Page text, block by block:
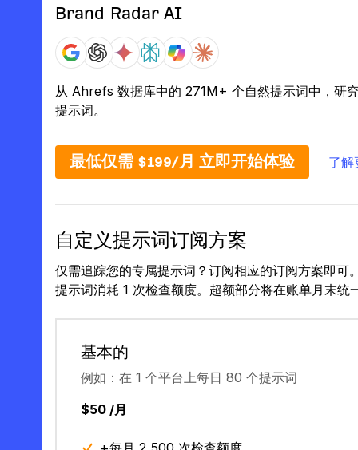
Brand Radar AI
从 Ahrefs 数据库中的 271M+ 个自然提示词中，研
提示词。
最低仅需 $199/月 立即开始体验 了
自定义提示词订阅方案
仅需追踪您的专属提示词？订阅相应的订阅方案即可
提示词消耗 1 次检查额度。超额部分将在账单月末统
基本的
例如：在 1 个平台上每日 80 个提示词
$50 /月